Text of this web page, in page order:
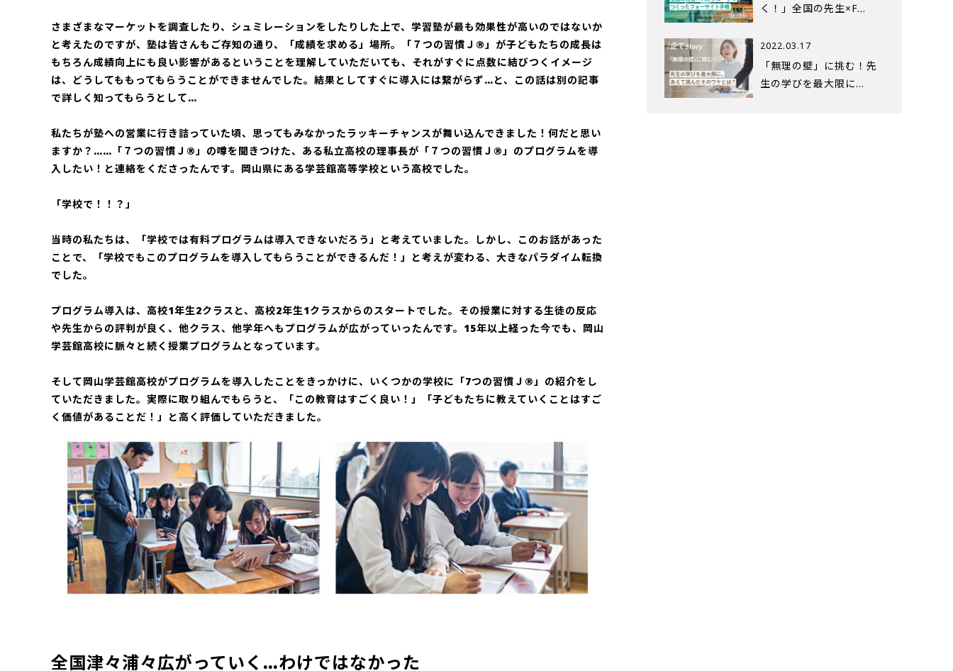
さまざまなマーケットを調査したり、シュミレーションをしたりした上で、学習塾が最も効果性が高いのではないか
と考えたのですが、塾は皆さんもご存知の通り、「成績を求める」場所。「７つの習慣Ｊ®」が子どもたちの成長は
もちろん成績向上にも良い影響があるということを理解していただいても、それがすぐに点数に結びつくイメージ
は、どうしてももってもらうことができませんでした。結果としてすぐに導入には繋がらず…と、この話は別の記事
で詳しく知ってもらうとして…
私たちが塾への営業に行き詰っていた頃、思ってもみなかったラッキーチャンスが舞い込んできました！何だと思い
ますか？……「７つの習慣Ｊ®」の噂を聞きつけた、ある私立高校の理事長が「７つの習慣Ｊ®」のプログラムを導
入したい！と連絡をくださったんです。岡山県にある学芸館高等学校という高校でした。
「学校で！！？」
当時の私たちは、「学校では有料プログラムは導入できないだろう」と考えていました。しかし、このお話があった
ことで、「学校でもこのプログラムを導入してもらうことができるんだ！」と考えが変わる、大きなパラダイム転換
でした。
プログラム導入は、高校1年生2クラスと、高校2年生1クラスからのスタートでした。その授業に対する生徒の反応
や先生からの評判が良く、他クラス、他学年へもプログラムが広がっていったんです。15年以上経った今でも、岡山
学芸館高校に脈々と続く授業プログラムとなっています。
そして岡山学芸館高校がプログラムを導入したことをきっかけに、いくつかの学校に「7つの習慣Ｊ®」の紹介をし
ていただきました。実際に取り組んでもらうと、「この教育はすごく良い！」「子どもたちに教えていくことはすご
く価値があることだ！」と高く評価していただきました。
全国津々浦々広がっていく…わけではなかった
く！」全国の先生×F…
2022.03.17
「無理の壁」に挑む！先
生の学びを最大限に…